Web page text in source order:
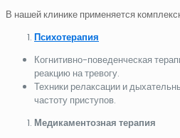
В нашей клинике применяется
Психотерапия
Когнитивно-поведенческая
реакцию на тревогу.
Техники релаксации и
частоту приступов.
Медикаментозная терапия